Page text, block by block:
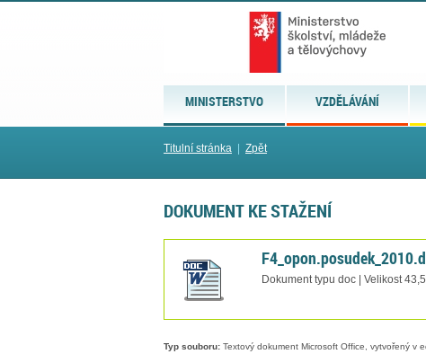
MINISTERSTVO VZDĚLÁVÁNÍ
Titulní stránka Zpět
DOKUMENT KE STAŽENÍ
Dokument typu doc | Velikost
Typ souboru: Textový dokument Microsoft Office, vytvořený v